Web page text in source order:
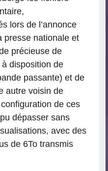
lors de l’annonce
presse nationale et
précieuse de
disposition de
passante) et de
autre voisin de
de ces
dépasser sans
avec des
de 6To transmis